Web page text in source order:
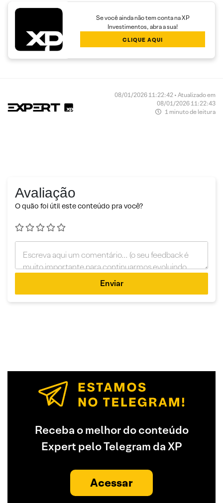
Se você ainda não tem conta na XP
Investimentos, abra a sua!
CLIQUE AQUI
08/01/2026 11:22:42 • Atualizado em
08/01/2026 11:22:43
1 minuto de leitura
Avaliação
O quão foi útil este conteúdo pra você?
Enviar
Receba o melhor do conteúdo
Expert pelo Telegram da XP
Acessar